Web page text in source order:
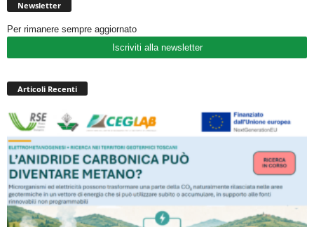
Newsletter
Per rimanere sempre aggiornato
Iscriviti alla newsletter
Articoli Recenti